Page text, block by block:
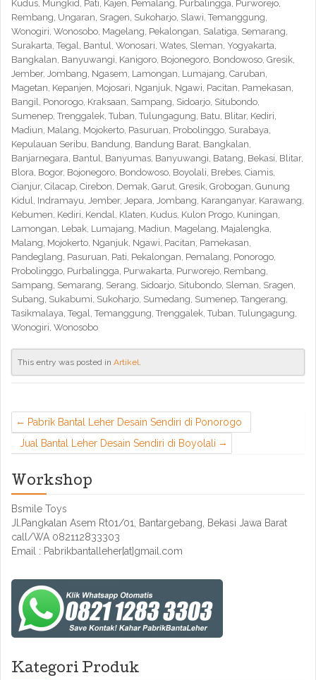
Kudus, Mungkid, Pati, Kajen, Pemalang, Purbalingga, Purworejo,
Rembang, Ungaran, Sragen, Sukoharjo, Slawi, Temanggung,
Wonogiri, Wonosobo, Magelang, Pekalongan, Salatiga, Semarang,
Surakarta, Tegal, Bantul, Wonosari, Wates, Sleman, Yogyakarta,
Bangkalan, Banyuwangi, Kanigoro, Bojonegoro, Bondowoso, Gresik,
Jember, Jombang, Ngasem, Lamongan, Lumajang, Caruban,
Magetan, Kepanjen, Mojosari, Nganjuk, Ngawi, Pacitan, Pamekasan,
Bangil, Ponorogo, Kraksaan, Sampang, Sidoarjo, Situbondo,
Sumenep, Trenggalek, Tuban, Tulungagung, Batu, Blitar, Kediri,
Madiun, Malang, Mojokerto, Pasuruan, Probolinggo, Surabaya,
Kepulauan Seribu, Bandung, Bandung Barat, Bangkalan,
Banjarnegara, Bantul, Banyumas, Banyuwangi, Batang, Bekasi, Blitar,
Blora, Bogor, Bojonegoro, Bondowoso, Boyolali, Brebes, Ciamis,
Cianjur, Cilacap, Cirebon, Demak, Garut, Gresik, Grobogan, Gunung
Kidul, Indramayu, Jember, Jepara, Jombang, Karanganyar, Karawang,
Kebumen, Kediri, Kendal, Klaten, Kudus, Kulon Progo, Kuningan,
Lamongan, Lebak, Lumajang, Madiun, Magelang, Majalengka,
Malang, Mojokerto, Nganjuk, Ngawi, Pacitan, Pamekasan,
Pandeglang, Pasuruan, Pati, Pekalongan, Pemalang, Ponorogo,
Probolinggo, Purbalingga, Purwakarta, Purworejo, Rembang,
Sampang, Semarang, Serang, Sidoarjo, Situbondo, Sleman, Sragen,
Subang, Sukabumi, Sukoharjo, Sumedang, Sumenep, Tangerang,
Tasikmalaya, Tegal, Temanggung, Trenggalek, Tuban, Tulungagung,
Wonogiri, Wonosobo
This entry was posted in Artikel.
Pabrik Bantal Leher Desain Sendiri di Ponorogo
Jual Bantal Leher Desain Sendiri di Boyolali
Workshop
Bsmile Toys
Jl.Pangkalan Asem Rt01/01, Bantargebang, Bekasi Jawa Barat
call/WA 082112833303
Email : Pabrikbantalleher[at]gmail.com
Kategori Produk